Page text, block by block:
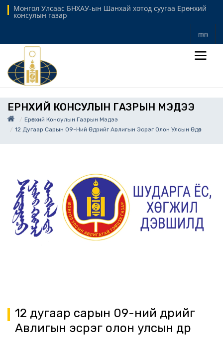
Монгол Улсаас БНХАУ-ын Шанхай хотод суугаа Ерөнхий
консулын газар
mn
ЕРӨНХИЙ КОНСУЛЫН ГАЗРЫН МЭДЭЭ
Ерөнхий Консулын Газрын Мэдээ
12 Дугаар Сарын 09-Ний Өдрийг Авлигын Эсрэг Олон Улсын Өдөр
12 дугаар сарын 09-ний өдрийг
Авлигын эсрэг олон улсын өдөр